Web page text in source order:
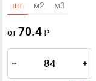
шт м2 м3
от70.4₽
– +